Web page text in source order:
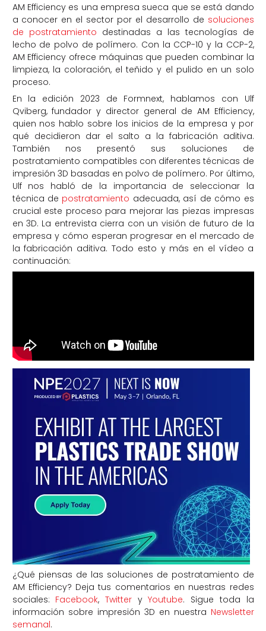
AM Efficiency es una empresa sueca que se está dando
a conocer en el sector por el desarrollo de soluciones
de postratamiento destinadas a las tecnologías de
lecho de polvo de polímero. Con la CCP-10 y la CCP-2,
AM Efficiency ofrece máquinas que pueden combinar la
limpieza, la coloración, el teñido y el pulido en un solo
proceso.
En la edición 2023 de Formnext, hablamos con Ulf
Qviberg, fundador y director general de AM Efficiency,
quien nos hablo sobre los inicios de la empresa y por
qué decidieron dar el salto a la fabricación aditiva.
También nos presentó sus soluciones de
postratamiento compatibles con diferentes técnicas de
impresión 3D basadas en polvo de polímero. Por último,
Ulf nos habló de la importancia de seleccionar la
técnica de postratamiento adecuada, así de cómo es
crucial este proceso para mejorar las piezas impresas
en 3D. La entrevista cierra con un visión de futuro de la
empresa y cómo esperan progresar en el mercado de
la fabricación aditiva. Todo esto y más en el vídeo a
continuación:
¿Qué piensas de las soluciones de postratamiento de
AM Efficiency? Deja tus comentarios en nuestras redes
sociales: Facebook, TwitteryYoutube. Sigue toda la
información sobre impresión 3D en nuestra Newsletter
semanal.